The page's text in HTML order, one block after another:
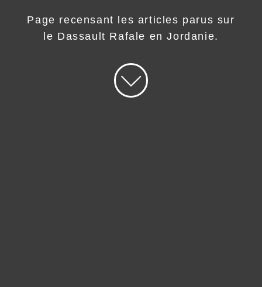
Page recensant les articles parus sur
le Dassault Rafale en Jordanie.